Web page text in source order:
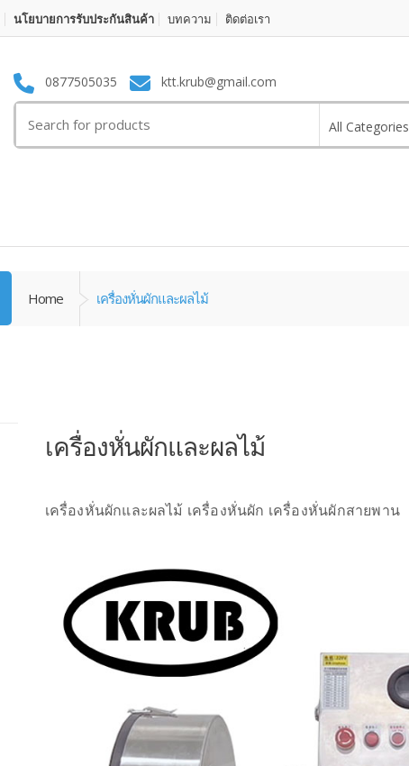
นโยบายการรับประกันสินค้า บทความ ติดต่อเรา
0877505035 ktt.krub@gmail.com
All Categories
Home เครื่องหั่นผักและผลไม้
เครื่องหั่นผักและผลไม้
เครื่องหั่นผักและผลไม้ เครื่องหั่นผัก เครื่องหั่นผักสายพาน